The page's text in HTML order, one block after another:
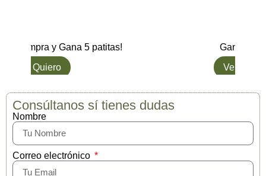
y Gana 5 patitas!
L๑ Quiero
Gana hasta 5
Ver opciones
Consúltanos sí tienes dudas
Nombre
Correo electrónico